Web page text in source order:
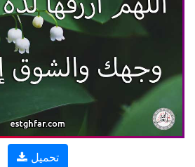
تحميل